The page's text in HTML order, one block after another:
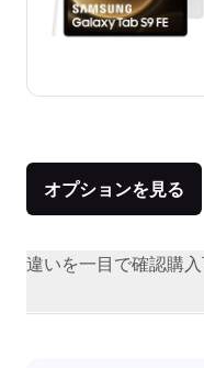
オプションを見る
違いを一目で確認購